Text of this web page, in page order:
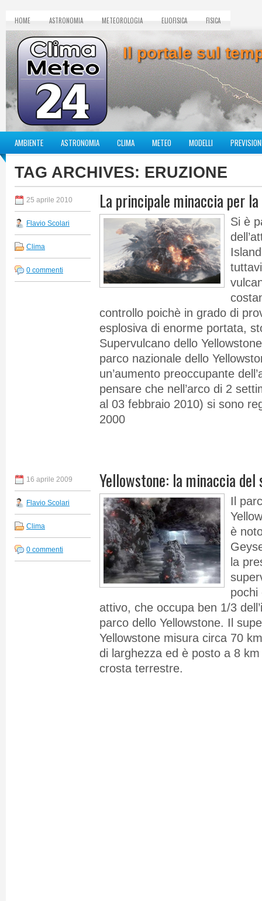
HOME ASTRONOMIA METEOROLOGIA ELIOFISICA FISICA
Il portale sul
AMBIENTE ASTRONOMIA CLIMA METEO MODELLI
TAG ARCHIVES: ERUZIONE
25 aprile 2010
Flavio Scolari
Clima
0 commenti
La principale minaccia per
Si è
controllo poichè in grado di
esplosiva di enorme portata,
Supervulcano dello
parco nazionale dello
un’aumento preoccupante
pensare che nell’arco di 2
al 03 febbraio 2010) si sono
2000
16 aprile 2009
Flavio Scolari
Clima
0 commenti
Yellowstone: la minaccia del
Il
è
la
pochi
attivo, che occupa ben 1/3
parco dello Yellowstone. Il
Yellowstone misura circa 70
di larghezza ed è posto a 8
crosta terrestre.